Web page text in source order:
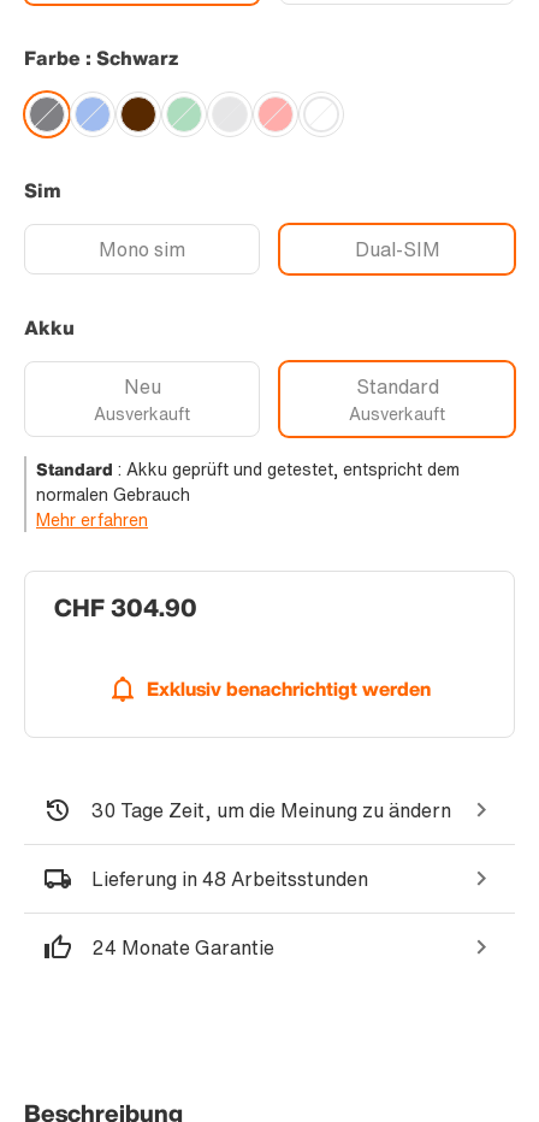
CHF 304.90
Exklusiv benachrichtigt werden
Farbe : Schwarz
Sim
Mono sim Dual-SIM
Akku
Neu
Ausverkauft
Standard
Ausverkauft
Standard : Akku geprüft und getestet, entspricht dem
normalen Gebrauch
Mehr erfahren
30 Tage Zeit, um die Meinung zu ändern
Lieferung in 48 Arbeitsstunden
24 Monate Garantie
Beschreibung